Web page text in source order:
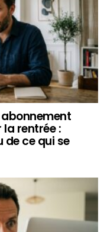
rentrée :
de ce qui se